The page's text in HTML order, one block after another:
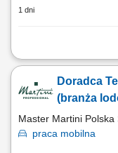
1 dni
Poszukujemy
powierzonym terenie.
współpracy z obecnymi
Doradca
(branża
Master Martini Polska
praca mobilna